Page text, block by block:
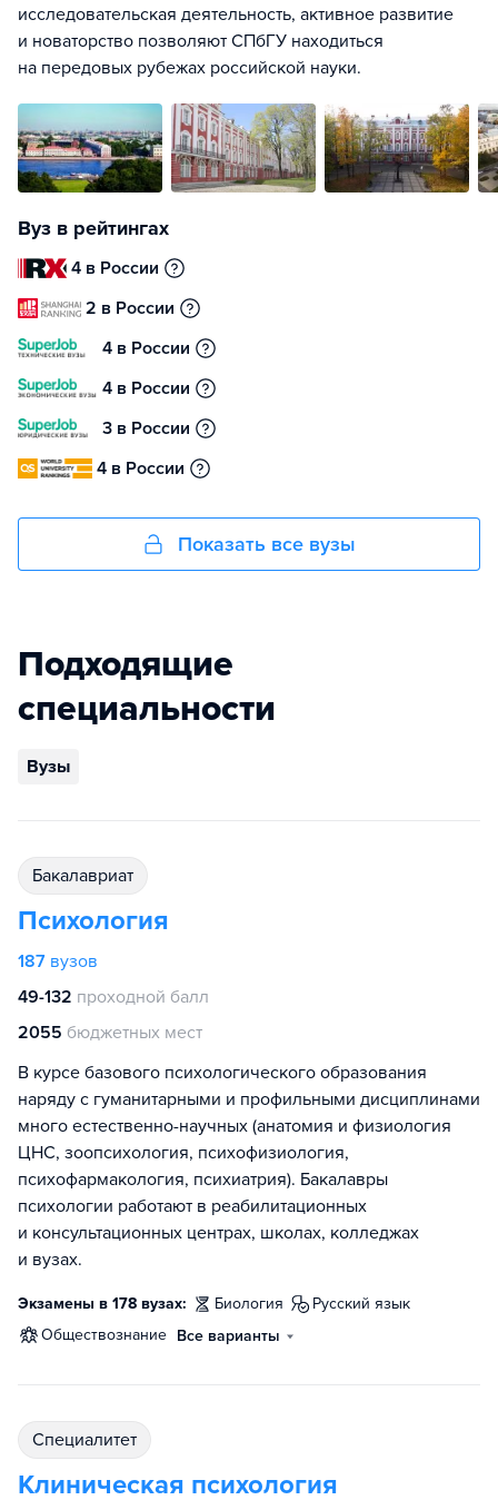
исследовательская деятельность, активное развитие
и новаторство позволяют СПбГУ находиться
на передовых рубежах российской науки.
Вуз в рейтингах
4 в России
2 в России
4 в России
4 в России
3 в России
4 в России
Показать все вузы
Подходящие
специальности
Вузы
бакалавриат
Психология
187 вузов
49-132 проходной балл
2055 бюджетных мест
В курсе базового психологического образования
наряду с гуманитарными и профильными дисциплинами
много естественно-научных (анатомия и физиология
ЦНС, зоопсихология, психофизиология,
психофармакология, психиатрия). Бакалавры
психологии работают в реабилитационных
и консультационных центрах, школах, колледжах
и вузах.
Экзамены в 178 вузах: биология
русский язык
обществознание Все варианты
специалитет
Клиническая психология